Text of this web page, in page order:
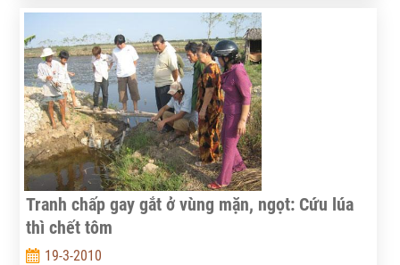
thời hạn 1 năm so với mục tiêu đề án.
Tranh chấp gay gắt ở vùng mặn, ngọt: Cứu lúa
thì chết tôm
19-3-2010